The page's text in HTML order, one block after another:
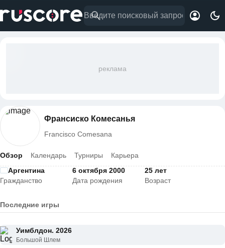
реклама
Франсиско Комесанья
Francisco Comesana
Обзор Календарь Турниры
Карьера
Аргентина
Гражданство
6 октября 2000
Дата рождения
25 лет
Возраст
Последние игры
Уимблдон. 2026
Большой Шлем